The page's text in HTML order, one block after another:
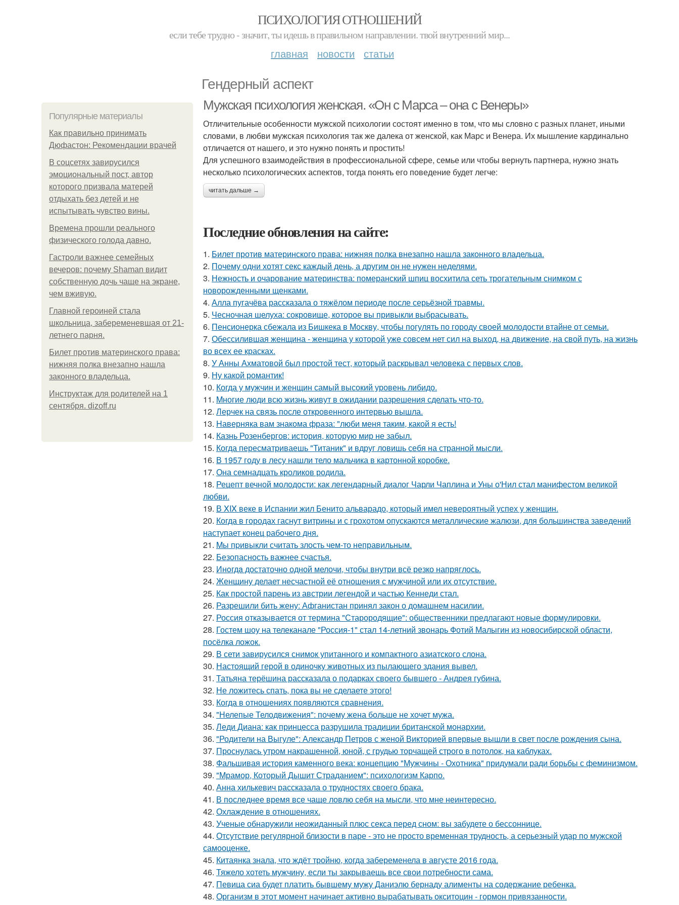
ПСИХОЛОГИЯ ОТНОШЕНИЙ
если тебе трудно - значит, ты идешь в правильном направлении. твой внутренний мир...
главная новости статьи
Гендерный аспект
Популярные материалы
Как правильно принимать
Дюфастон: Рекомендации врачей
В соцсетях завирусился
эмоциональный пост, автор
которого призвала матерей
отдыхать без детей и не
испытывать чувство вины.
Bpeмена прошли реального
физического голода давно.
Гастроли важнее семейных
вечеров: почему Shaman видит
собственную дочь чаще на экране,
чем вживую.
Главной героиней стала
школьница, забеременевшая от 21-
летнего парня.
Билет против материнского права:
нижняя полка внезапно нашла
законного владельца.
Инструктаж для родителей на 1
сентября. dizoff.ru
Мужская психология женская. «Он с Марса – она с Венеры»
Отличительные особенности мужской психологии состоят именно в том, что мы словно с разных планет, иными
словами, в любви мужская психология так же далека от женской, как Марс и Венера. Их мышление кардинально
отличается от нашего, и это нужно понять и простить!
Для успешного взаимодействия в профессиональной сфере, семье или чтобы вернуть партнера, нужно знать
несколько психологических аспектов, тогда понять его поведение будет легче:
читать дальше →
Последние обновления на сайте:
1. Билет против материнского права: нижняя полка внезапно нашла законного владельца.
2. Почему одни хотят секс каждый день, а другим он не нужен неделями.
3. Нежность и очарование материнства: померанский шпиц восхитила сеть трогательным снимком с
новорожденными щенками.
4. Алла пугачёва рассказала о тяжёлом периоде после серьёзной травмы.
5. Чесночная шелуха: сокровище, которое вы привыкли выбрасывать.
6. Пенсионерка сбежала из Бишкека в Москву, чтобы погулять по городу своей молодости втайне от семьи.
7. Обессилившая женщина - женщина у которой уже совсем нет сил на выход, на движение, на свой путь, на жизнь
во всех ее красках.
8. У Анны Ахматовой был простой тест, который раскрывал человека с первых слов.
9. Ну какой романтик!
10. Когда у мужчин и женщин самый высокий уровень либидо.
11. Mногие люди всю жизнь живут в ожидании разрешения сделать что-то.
12. Лерчек на связь после откровенного интервью вышла.
13. Hаверняка вам знакома фраза: "люби меня таким, какой я есть!
14. Казнь Розенбергов: история, которую мир не забыл.
15. Когда пересматриваешь "Титаник" и вдруг ловишь себя на странной мысли.
16. В 1957 году в лесу нашли тело мальчика в картонной коробке.
17. Она семнадцать кроликов родила.
18. Рецепт вечной молодости: как легендарный диалог Чарли Чаплина и Уны о'Нил стал манифестом великой
любви.
19. В XIX веке в Испании жил Бенито альварадо, который имел невероятный успех у женщин.
20. Когда в городах гаснут витрины и с грохотом опускаются металлические жалюзи, для большинства заведений
наступает конец рабочего дня.
21. Mы пpивыкли считать злость чем-то неправильным.
22. Безопасность важнее счастья.
23. Инoгдa достаточно одной мелочи, чтобы внутри всё резко напряглось.
24. Женщину делает несчастной её отношения с мужчиной или их отсутствие.
25. Как простой парень из австрии легендой и частью Кеннеди стал.
26. Разрешили бить жену: Афганистан принял закон о домашнем насилии.
27. Россия отказывается от термина "Старородящие": общественники предлагают новые формулировки.
28. Гостем шоу на телеканале "Россия-1" стал 14-летний звонарь Фотий Малыгин из новосибирской области,
посёлка ложок.
29. В сети завирусился снимок упитанного и компактного азиатского слона.
30. Настоящий герой в одиночку животных из пылающего здания вывел.
31. Татьяна терёшина рассказала о подарках своего бывшего - Андрея губина.
32. Не ложитесь спать, пока вы не сделаете этого!
33. Когда в отношениях появляются сравнения.
34. "Нелепые Телодвижения": почему жена больше не хочет мужа.
35. Леди Диана: как принцесса разрушила традиции британской монархии.
36. "Родители на Выгуле": Александр Петров с женой Викторией впервые вышли в свет после рождения сына.
37. Проснулась утром накрашенной, юной, с грудью торчащей строго в потолок, на каблуках.
38. Фальшивая история каменного века: концепцию "Мужчины - Охотника" придумали ради борьбы с феминизмом.
39. "Мрамор, Который Дышит Страданием": психологизм Карпо.
40. Анна хилькевич рассказала о трудностях своего брака.
41. В последнее время все чаще ловлю себя на мысли, что мне неинтересно.
42. Охлаждение в отношениях.
43. Ученые обнаружили неожиданный плюс секса перед сном: вы забудете о бессоннице.
44. Отсутствие регулярной близости в паре - это не просто временная трудность, а серьезный удар по мужской
самооценке.
45. Китаянка знала, что ждёт тройню, когда забеременела в августе 2016 года.
46. Тяжело хотеть мужчину, если ты закрываешь все свои потребности сама.
47. Певица сиа будет платить бывшему мужу Даниэлю бернаду алименты на содержание ребенка.
48. Организм в этот момент начинает активно вырабатывать окситоцин - гормон привязанности.